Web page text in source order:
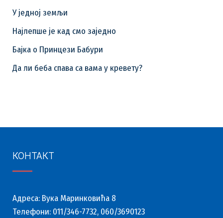
У једној земљи
Најлепше је кад смо заједно
Бајка o Принцези Бабури
Да ли беба спава са вама у кревету?
КОНТАКТ
Адреса: Вука Маринковића 8
Телефони: 011/346-7732, 060/3690123